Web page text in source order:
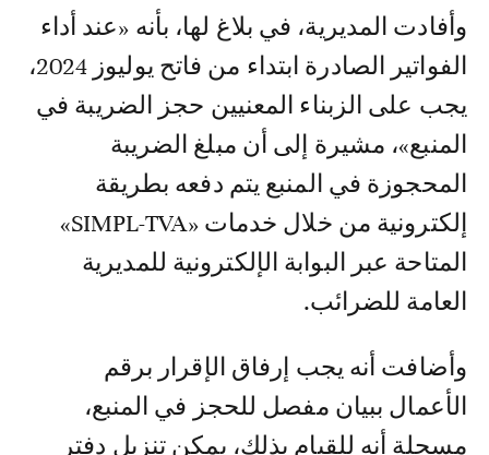
وأفادت المديرية، في بلاغ لها، بأنه «عند أداء
الفواتير الصادرة ابتداء من فاتح يوليوز 2024،
يجب على الزبناء المعنيين حجز الضريبة في
المنبع»، مشيرة إلى أن مبلغ الضريبة
المحجوزة في المنبع يتم دفعه بطريقة
إلكترونية من خلال خدمات «SIMPL-TVA»
المتاحة عبر البوابة الإلكترونية للمديرية
العامة للضرائب.
وأضافت أنه يجب إرفاق الإقرار برقم
الأعمال ببيان مفصل للحجز في المنبع،
مسجلة أنه للقيام بذلك، يمكن تنزيل دفتر